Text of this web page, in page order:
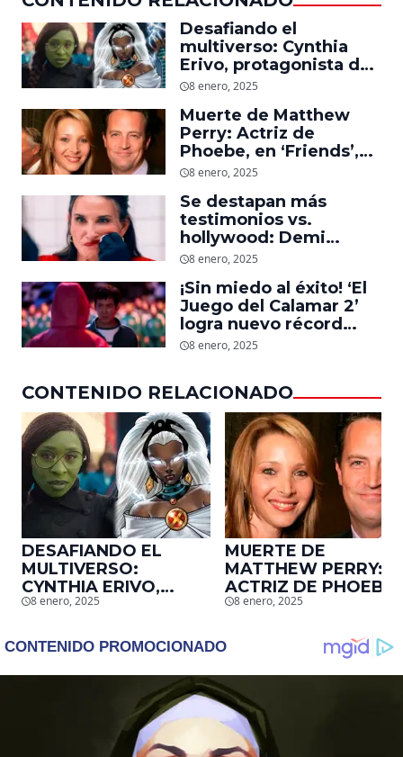
Desafiando el
multiverso: Cynthia
Erivo, protagonista de
‘Wicked’, quiere ser
8 enero, 2025
Muerte de Matthew
Perry: Actriz de
Phoebe, en ‘Friends’,
descubre un emotivo
dejó
8 enero, 2025
Se destapan más
testimonios vs.
hollywood: Demi
Moore, protagonista de
daño que le hizo la
industria a su cuerpo
8 enero, 2025
¡Sin miedo al éxito! ‘El
Juego del Calamar 2’
logra nuevo récord
mundial en tan solo 11
8 enero, 2025
CONTENIDO RELACIONADO
DESAFIANDO EL
MULTIVERSO:
CYNTHIA ERIVO,
PROTAGONISTA DE
SER STORM EN EL
MCU
8 enero, 2025
MUERTE DE
MATTHEW PERRY:
ACTRIZ DE PHOEBE,
EN ‘FRIENDS’,
EMOTIVO MENSAJE
QUE EL ACTOR LE
DEJÓ
8 enero, 2025